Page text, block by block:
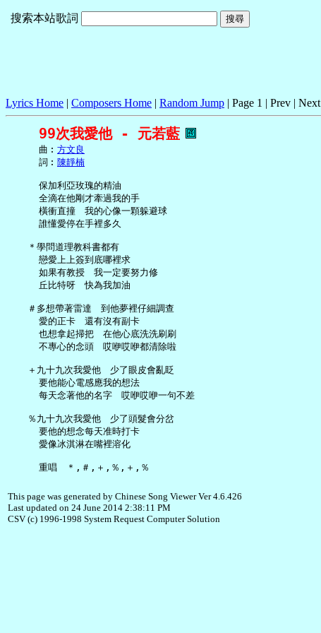
搜索本站歌詞
Lyrics Home | Composers Home | Random Jump | Page 1 | Prev | Next
99次我愛他 - 元若藍
     曲︰
方文良
     詞︰
陳靜楠
     保加利亞玫瑰的精油
     全滴在他剛才牽過我的手
     橫衝直撞　我的心像一顆躲避球
     誰懂愛停在手裡多久
   ＊學問道理教科書都有
     戀愛上上簽到底哪裡求
     如果有教授　我一定要努力修
     丘比特呀　快為我加油
   ＃多想帶著雷達　到他夢裡仔細調查
     愛的正卡　還有沒有副卡
     也想拿起掃把　在他心底洗洗刷刷
     不專心的念頭　哎咿哎咿都清除啦
   ＋九十九次我愛他　少了眼皮會亂眨
     要他能心電感應我的想法
     每天念著他的名字　哎咿哎咿一句不差
   ％九十九次我愛他　少了頭髮會分岔
     要他的想念每天准時打卡
     愛像冰淇淋在嘴裡溶化
This page was generated by Chinese Song Viewer Ver 4.6.426
Last updated on 24 June 2014 2:38:11 PM
CSV (c) 1996-1998 System Request Computer Solution